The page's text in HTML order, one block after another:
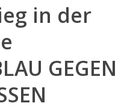
in der
GEGEN